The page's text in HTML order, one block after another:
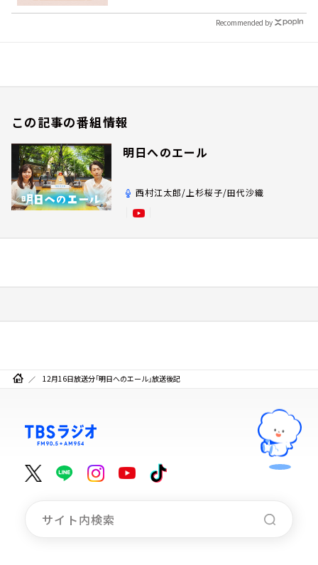
Recommended by
この記事の番組情報
明日へのエール
西村江太郎/上杉桜子/田代沙織
12月16日放送分「明日へのエール」放送後記